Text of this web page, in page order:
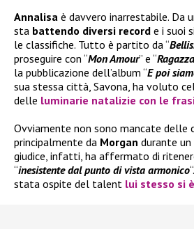
Annalisa è davvero inarrestabile. Da
sta battendo diversi record e i suoi
le classifiche. Tutto è partito da “
proseguire con “Mon Amour” e “
la pubblicazione dell’album “E poi
sua stessa città, Savona, ha voluto
delle luminarie natalizie con le
Ovviamente non sono mancate delle
principalmente da Morgan durante un
giudice, infatti, ha affermato di
“inesistente dal punto di vista armonico
stata ospite del talent lui stesso si